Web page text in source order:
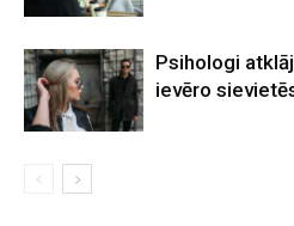
Psihologi
ievēro